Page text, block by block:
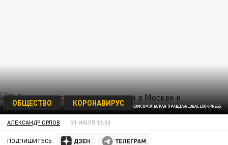
КОМСОМОЛЬСКАЯ ПРАВДА/GLOBALLOOKPRESS
ОБЩЕСТВО КОРОНАВИРУС
АЛЕКСАНДР ОРЛОВ 31 ИЮЛЯ 13:30
ПОДПИШИТЕСЬ: